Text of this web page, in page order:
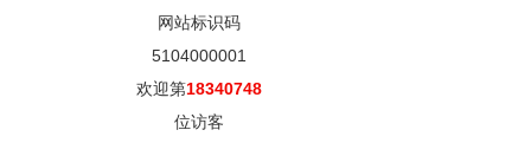
网站标识码
5104000001
欢迎第18340748
位访客